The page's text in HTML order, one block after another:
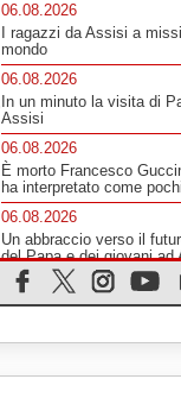
06.08.2026
I ragazzi da Assisi a
mondo
06.08.2026
In un minuto la visita di
Assisi
06.08.2026
È morto Francesco
ha interpretato come
06.08.2026
Un abbraccio verso il
del Papa e dei giovani ad
06.08.2026
Il grazie dei giovani al
Leone XIV: la rivoluzione